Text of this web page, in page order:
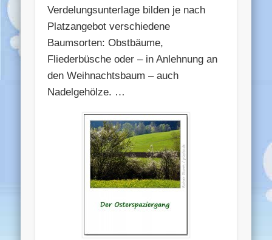
Verdelungsunterlage bilden je nach
Platzangebot verschiedene
Baumsorten: Obstbäume,
Fliederbüsche oder – in Anlehnung an
den Weihnachtsbaum – auch
Nadelgehölze. …